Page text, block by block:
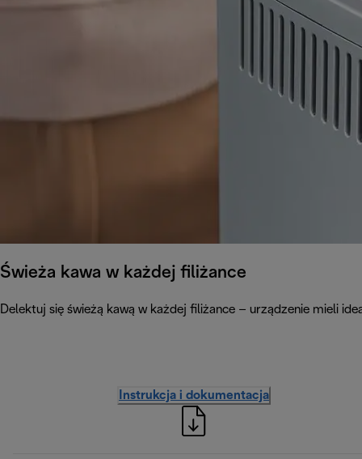
Świeża kawa w każdej filiżance
Delektuj się świeżą kawą w każdej filiżance – urządzenie mieli
Instrukcja i dokumentacja